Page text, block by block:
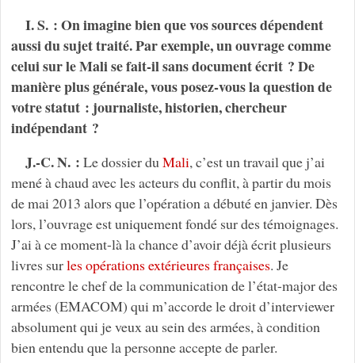
I. S. : On imagine bien que vos sources dépendent
aussi du sujet traité. Par exemple, un ouvrage comme
celui sur le Mali se fait-il sans document écrit ? De
manière plus générale, vous posez-vous la question de
votre statut : journaliste, historien, chercheur
indépendant ?
J.-C. N. : Le dossier duMali, c’est un travail que j’ai
mené à chaud avec les acteurs du conflit, à partir du mois
de mai 2013 alors que l’opération a débuté en janvier. Dès
lors, l’ouvrage est uniquement fondé sur des témoignages.
J’ai à ce moment-là la chance d’avoir déjà écrit plusieurs
livres surles opérations extérieures françaises. Je
rencontre le chef de la communication de l’état-major des
armées (EMACOM) qui m’accorde le droit d’interviewer
absolument qui je veux au sein des armées, à condition
bien entendu que la personne accepte de parler.